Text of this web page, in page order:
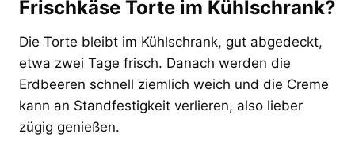
Frischkäse Torte im Kühlschrank?
Die Torte bleibt im Kühlschrank, gut abgedeckt,
etwa zwei Tage frisch. Danach werden die
Erdbeeren schnell ziemlich weich und die Creme
kann an Standfestigkeit verlieren, also lieber
zügig genießen.